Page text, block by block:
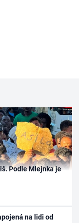
Podle Mlejnka je
na lidi od